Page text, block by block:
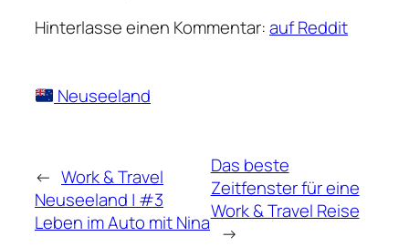
Hinterlasse einen Kommentar:auf Reddit
Neuseeland
← Work & Travel
Neuseeland | #3
Leben im Auto mit Nina
Das beste
Zeitfenster für eine
Work & Travel Reise
→